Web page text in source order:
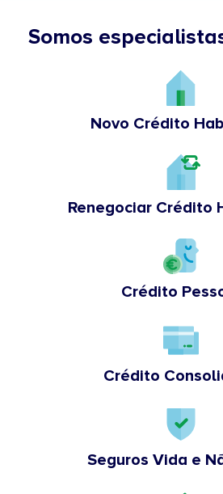
Somos
Novo Crédito
Renegociar Crédito
Crédito
Crédito
Seguros Vida e